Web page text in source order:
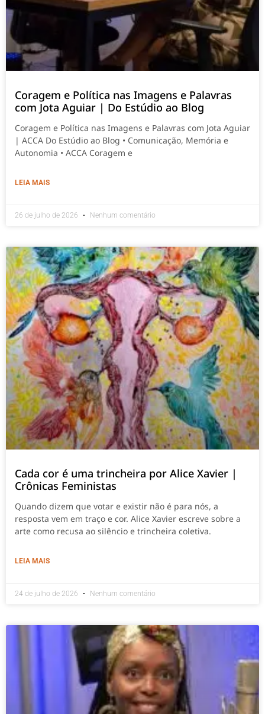
Coragem e Política nas Imagens e Palavras
com Jota Aguiar | Do Estúdio ao Blog
Coragem e Política nas Imagens e Palavras com Jota Aguiar
| ACCA Do Estúdio ao Blog • Comunicação, Memória e
Autonomia • ACCA Coragem e
LEIA MAIS
26 de julho de 2026 Nenhum comentário
Cada cor é uma trincheira por Alice Xavier |
Crônicas Feministas
Quando dizem que votar e existir não é para nós, a
resposta vem em traço e cor. Alice Xavier escreve sobre a
arte como recusa ao silêncio e trincheira coletiva.
LEIA MAIS
24 de julho de 2026 Nenhum comentário